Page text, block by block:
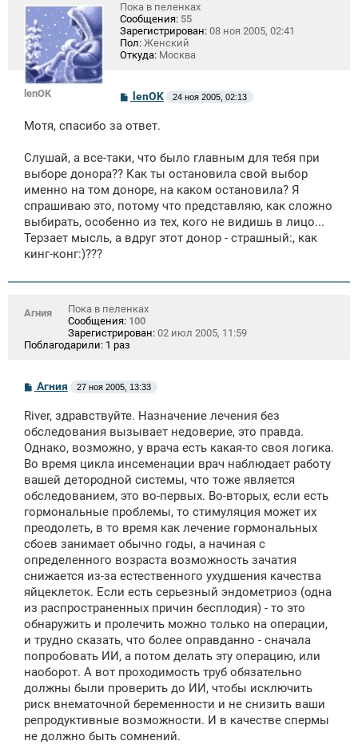
lenOK
Пока в пеленках
Сообщения: 55
Зарегистрирован: 08 ноя 2005, 02:41
Пол: Женский
Откуда: Москва
С
б
н
и
lenOK 24 ноя 2005, 02:13
Мотя, спасибо за ответ.
Слушай, а все-таки, что было главным для тебя при
выборе донора?? Как ты остановила свой выбор
именно на том доноре, на каком остановила? Я
спрашиваю это, потому что представляю, как сложно
выбирать, особенно из тех, кого не видишь в лицо...
Терзает мысль, а вдруг этот донор - страшный:, как
кинг-конг:)???
Агния
Пока в пеленках
Сообщения: 100
Зарегистрирован: 02 июл 2005, 11:59
Поблагодарили: 1 раз
С
б
щ
н
и
Агния 27 ноя 2005, 13:33
River, здравствуйте. Назначение лечения без
обследования вызывает недоверие, это правда.
Однако, возможно, у врача есть какая-то своя логика.
Во время цикла инсеменации врач наблюдает работу
вашей детородной системы, что тоже является
обследованием, это во-первых. Во-вторых, если есть
гормональные проблемы, то стимуляция может их
преодолеть, в то время как лечение гормональных
сбоев занимает обычно годы, а начиная с
определенного возраста возможность зачатия
снижается из-за естественного ухудшения качества
яйцеклеток. Если есть серьезный эндометриоз (одна
из распространенных причин бесплодия) - то это
обнаружить и пролечить можно только на операции,
и трудно сказать, что более оправданно - сначала
попробовать ИИ, а потом делать эту операцию, или
наоборот. А вот проходимость труб обязательно
должны были проверить до ИИ, чтобы исключить
риск внематочной беременности и не снизить ваши
репродуктивные возможности. И в качестве спермы
не должно быть сомнений.